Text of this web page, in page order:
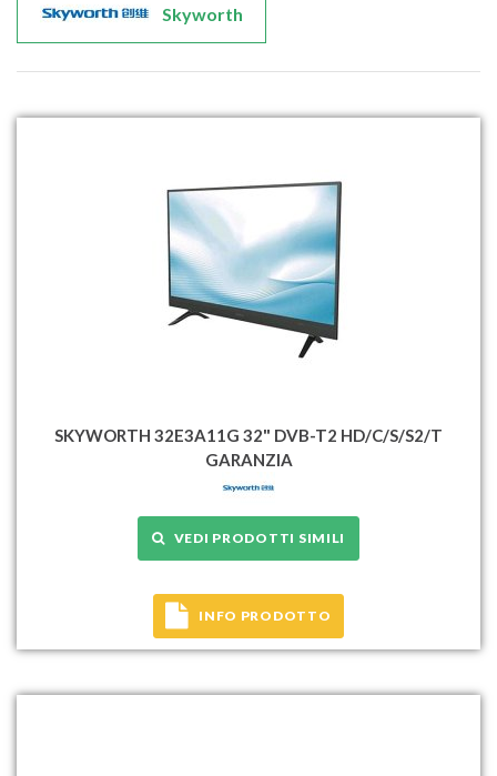
Skyworth
SKYWORTH 32E3A11G 32" DVB-T2 HD/C/S/S2/T
GARANZIA
VEDI PRODOTTI SIMILI
INFO PRODOTTO